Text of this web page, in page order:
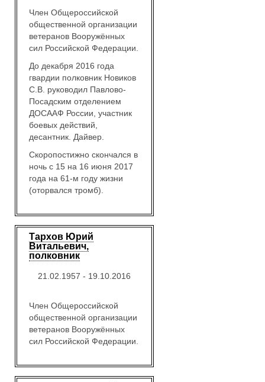
Член Общероссийской
общественной организации
ветеранов Вооружённых
сил Российской Федерации.
До декабря 2016 года
гвардии полковник Новиков
С.В. руководил Павлово-
Посадским отделением
ДОСААФ России, участник
боевых действий,
десантник. Дайвер.
Скоропостижно скончался в
ночь с 15 на 16 июня 2017
года на 61-м году жизни
(оторвался тромб).
Тархов Юрий
Витальевич,
полковник
21.02.1957 - 19.10.2016
Член Общероссийской
общественной организации
ветеранов Вооружённых
сил Российской Федерации.